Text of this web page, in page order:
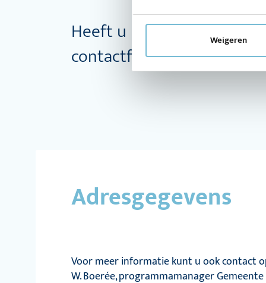
Weigeren
Heeft u interesse in
contactformulier in en
Adresgegevens
Voor meer informatie kunt u ook contact
W. Boerée, programmamanager